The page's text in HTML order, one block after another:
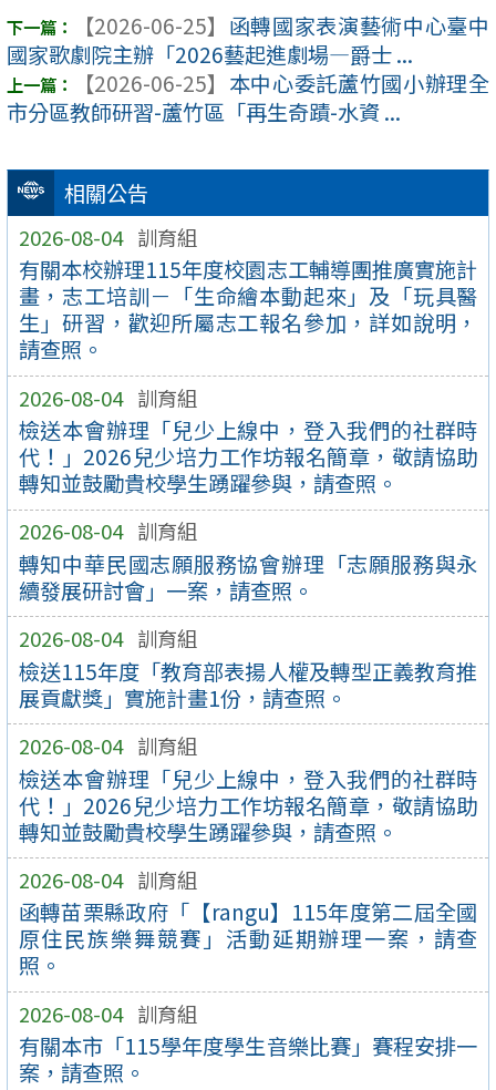
相關公告
2026-08-04 訓育組
有關本校辦理115年度校園志工輔導團推廣實施計
畫，志工培訓－「生命繪本動起來」及「玩具醫
生」研習，歡迎所屬志工報名參加，詳如說明，
請查照。
2026-08-04 訓育組
檢送本會辦理「兒少上線中，登入我們的社群時
代！」2026兒少培力工作坊報名簡章，敬請協助
轉知並鼓勵貴校學生踴躍參與，請查照。
2026-08-04 訓育組
轉知中華民國志願服務協會辦理「志願服務與永
續發展研討會」一案，請查照。
2026-08-04 訓育組
檢送115年度「教育部表揚人權及轉型正義教育推
展貢獻獎」實施計畫1份，請查照。
2026-08-04 訓育組
檢送本會辦理「兒少上線中，登入我們的社群時
代！」2026兒少培力工作坊報名簡章，敬請協助
轉知並鼓勵貴校學生踴躍參與，請查照。
2026-08-04 訓育組
函轉苗栗縣政府「【rangu】115年度第二屆全國
原住民族樂舞競賽」活動延期辦理一案，請查
照。
2026-08-04 訓育組
有關本市「115學年度學生音樂比賽」賽程安排一
案，請查照。
【2026-06-25】 函轉國家表演藝術中心臺中
國家歌劇院主辦「2026藝起進劇場—爵士 ...
【2026-06-25】 本中心委託蘆竹國小辦理全
市分區教師研習-蘆竹區「再生奇蹟-水資 ...